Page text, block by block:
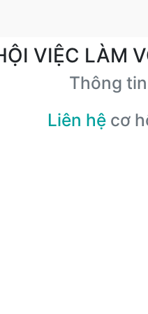
VIỆC LÀM
Thông
Liên hệ cơ